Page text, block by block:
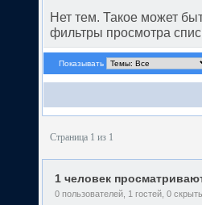
Нет тем. Такое может
фильтры просмотра
Показывать
Страница 1 из 1
1 человек
0 пользователей, 1 гостей, 0